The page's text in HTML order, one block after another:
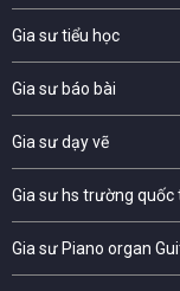
Gia sư tiểu học
Gia sư báo bài
Gia sư dạy vẽ
Gia sư hs trường quốc
Gia sư Piano organ